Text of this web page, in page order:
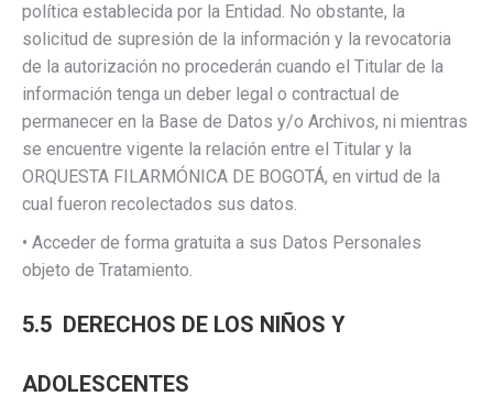
política establecida por la Entidad. No obstante, la
solicitud de supresión de la información y la revocatoria
de la autorización no procederán cuando el Titular de la
información tenga un deber legal o contractual de
permanecer en la Base de Datos y/o Archivos, ni mientras
se encuentre vigente la relación entre el Titular y la
ORQUESTA FILARMÓNICA DE BOGOTÁ, en virtud de la
cual fueron recolectados sus datos.
• Acceder de forma gratuita a sus Datos Personales
objeto de Tratamiento.
5.5 DERECHOS DE LOS NIÑOS Y
ADOLESCENTES